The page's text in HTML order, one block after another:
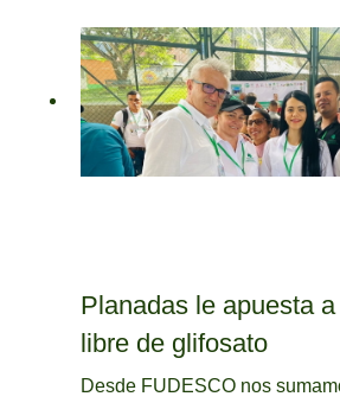
Planadas le apuesta
libre de glifosato
Desde FUDESCO nos